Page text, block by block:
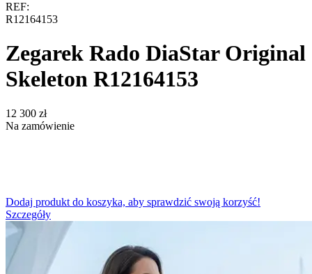
REF:
R12164153
Zegarek Rado DiaStar Original
Skeleton R12164153
‍12 300‍ zł
Na zamówienie
Dodaj produkt do koszyka, aby sprawdzić swoją korzyść!
Szczegóły